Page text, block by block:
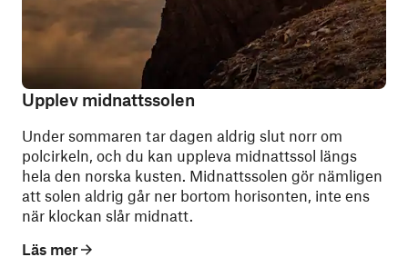
Upplev midnattssolen
Under sommaren tar dagen aldrig slut norr om
polcirkeln, och du kan uppleva midnattssol längs
hela den norska kusten. Midnattssolen gör nämligen
att solen aldrig går ner bortom horisonten, inte ens
när klockan slår midnatt.
Läs mer